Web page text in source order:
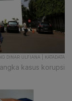
DINAR ULFIANA | KATADATA
kasus korupsi